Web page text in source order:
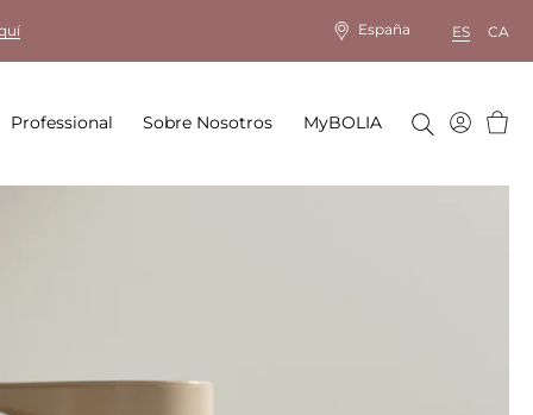
España ES CA
Professional Sobre Nosotros MyBOLIA